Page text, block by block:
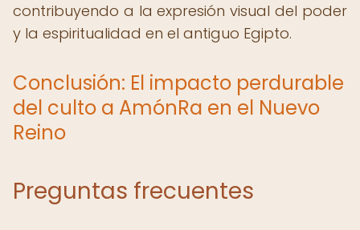
contribuyendo a la expresión visual del poder
y la espiritualidad en el antiguo Egipto.
Conclusión: El impacto perdurable
del culto a AmónRa en el Nuevo
Reino
Preguntas frecuentes